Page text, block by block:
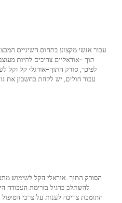
עבור אנשי מקצוע בתחום השיניים
תוך -אוראליים צריכים להיות
לפיכך, סורק התוך-אורגלי קל וקל
עבור חולים, יש לקחת בחשבון את
הסורק התוך-אוראלי הקל לשימוש
להשתלב כרגיל בזרימת העבודה
התומכת צריכה לענות על צרכי